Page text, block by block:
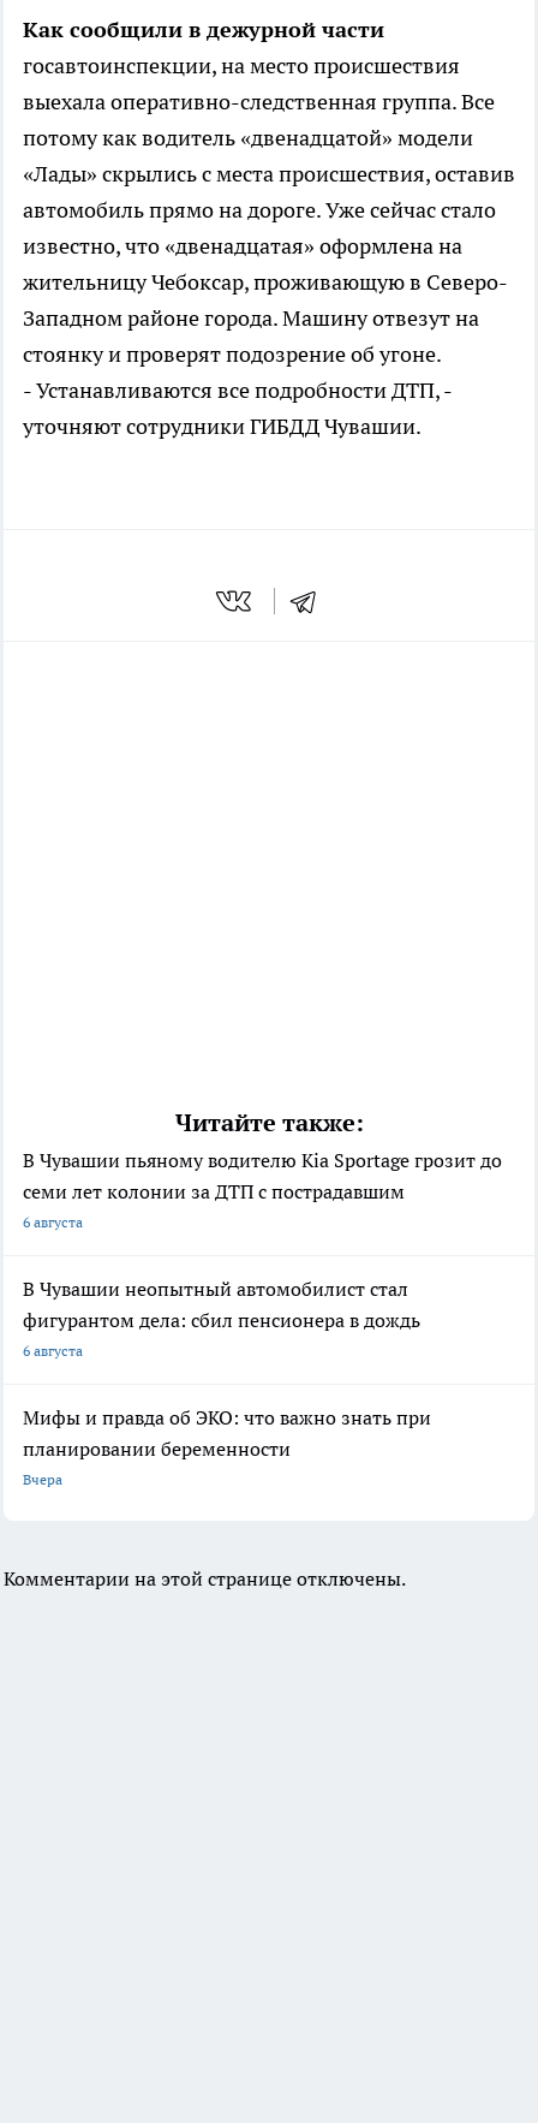
Как сообщили в дежурной части
госавтоинспекции, на место происшествия
выехала оперативно-следственная группа. Все
потому как водитель «двенадцатой» модели
«Лады» скрылись с места происшествия, оставив
автомобиль прямо на дороге. Уже сейчас стало
известно, что «двенадцатая» оформлена на
жительницу Чебоксар, проживающую в Северо-
Западном районе города. Машину отвезут на
стоянку и проверят подозрение об угоне.
- Устанавливаются все подробности ДТП, -
уточняют сотрудники ГИБДД Чувашии.
Читайте также:
В Чувашии пьяному водителю Kia Sportage грозит до
семи лет колонии за ДТП с пострадавшим
6 августа
В Чувашии неопытный автомобилист стал
фигурантом дела: сбил пенсионера в дождь
6 августа
Мифы и правда об ЭКО: что важно знать при
планировании беременности
Вчера
Комментарии на этой странице отключены.